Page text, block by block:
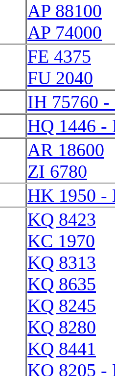
AP 88100
AP 74000
FE 4375
FU 2040
IH 75760
HQ 1446 -
AR 18600
ZI 6780
HK 1950 -
KQ 8423
KC 1970
KQ 8313
KQ 8635
KQ 8245
KQ 8280
KQ 8441
KQ 8205 -